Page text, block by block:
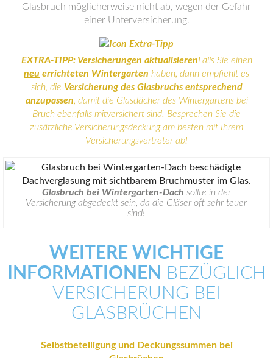
Glasbruch möglicherweise nicht ab, wegen der Gefahr
einer Unterversicherung.
EXTRA-TIPP: Versicherungen aktualisierenFalls Sie einen
neu errichteten Wintergarten haben, dann empfiehlt es
sich, die Versicherung des Glasbruchs entsprechend
anzupassen, damit die Glasdächer des Wintergartens bei
Bruch ebenfalls mitversichert sind. Besprechen Sie die
zusätzliche Versicherungsdeckung am besten mit Ihrem
Versicherungsvertreter ab!
Glasbruch bei Wintergarten-Dach sollte in der
Versicherung abgedeckt sein, da die Gläser oft sehr teuer
sind!
WEITERE WICHTIGE
INFORMATIONEN BEZÜGLICH
VERSICHERUNG BEI
GLASBRÜCHEN
Selbstbeteiligung und Deckungssummen bei